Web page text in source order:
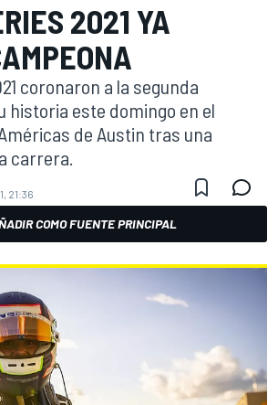
2021 YA
coronaron a la segunda
historia este domingo en el
de Austin tras una
carrera.
21:36
COMO FUENTE PRINCIPAL